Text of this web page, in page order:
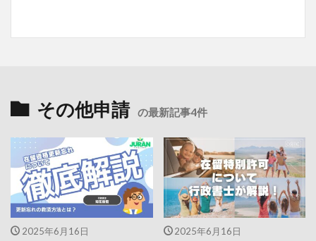
その他申請 の最新記事4件
2025年6月16日 2025年6月16日